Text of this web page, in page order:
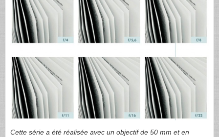
Cette série a été réalisée avec un objectif de 50 mm et en